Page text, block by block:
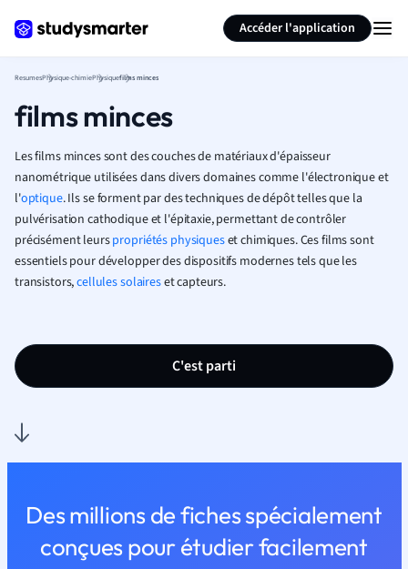
Accéder l'application
ResumesPhysique-chimiePhysiquefilms minces
films minces
Les films minces sont des couches de matériaux d'épaisseur
nanométrique utilisées dans divers domaines comme l'électronique et
l'optique. Ils se forment par des techniques de dépôt telles que la
pulvérisation cathodique et l'épitaxie, permettant de contrôler
précisément leurspropriétés physiqueset chimiques. Ces films sont
essentiels pour développer des dispositifs modernes tels que les
transistors,cellules solaireset capteurs.
C'est parti
Des millions de fiches spécialement
conçues pour étudier facilement
Résumer la page